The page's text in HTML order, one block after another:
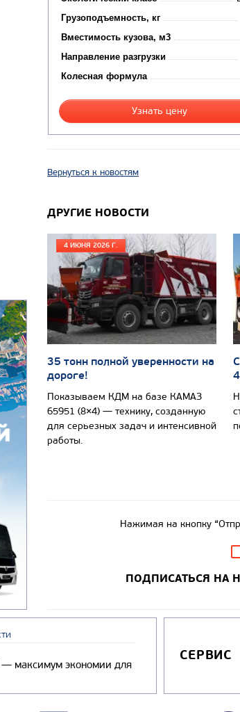
Грузоподъемность, кг
Вместимость кузова, м3
Направление разгрузки
Колесная формула
Узнать цену
Вернуться к новостям
ДРУГИЕ НОВОСТИ
4 ИЮНЯ 2026 Г.
35 тонн полной уверенности на
дороге!
Показываем КДМ на базе КАМАЗ
65951 (8×4) — технику, созданную
для серьезных задач и интенсивной
работы.
Нажимая на кнопку
ПОДПИСАТЬСЯ НА
максимум экономии для
СЕРВИС